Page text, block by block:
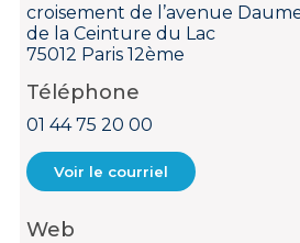
croisement de l’avenue
de la Ceinture du Lac
75012 Paris 12ème
Téléphone
01 44 75 20 00
Voir le courriel
Web